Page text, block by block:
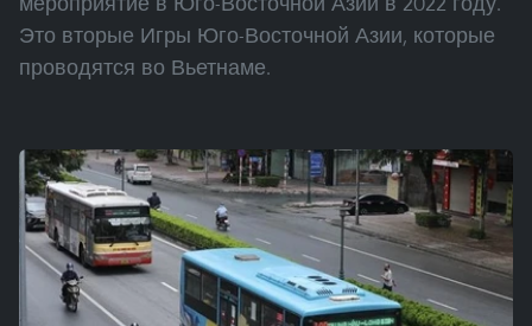
Это вторые Игры Юго-Восточной Азии, которые
проводятся во Вьетнаме.